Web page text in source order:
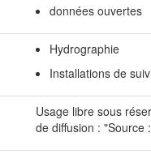
données ouvertes
Hydrographie
Installations de
Usage libre sous
de diffusion : "Source